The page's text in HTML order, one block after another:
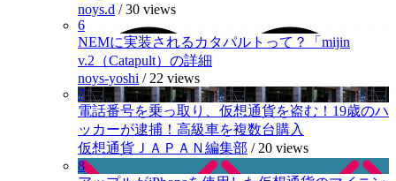
noys.d /30 views
6
NEMに実装されるカタパルトって？「mijin
v.2（Catapult）の詳細
noys-yoshi / 22 views
7
電話番号を乗っ取り、仮想通貨を盗む！19歳のハ
ッカーが逮捕！高級車を複数台購入
仮想通貨ＪＡＰＡＮ編集部 / 20 views
8